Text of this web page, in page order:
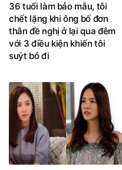
36 tuổi làm bảo mẫu, tôi
chết lặng khi ông bố đơn
thân đề nghị ở lại qua đêm
với 3 điều kiện khiến tôi
suýt bỏ đi